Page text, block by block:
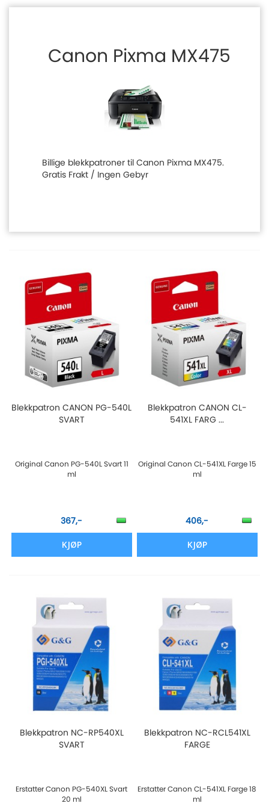
Canon Pixma MX475
Billige blekkpatroner til Canon Pixma MX475.
Gratis Frakt / Ingen Gebyr
Blekkpatron CANON PG-540L
SVART
Original Canon PG-540L Svart 11
ml
367,-
KJØP
Blekkpatron CANON CL-
541XL FARG ...
Original Canon CL-541XL Farge 15
ml
406,-
KJØP
Blekkpatron NC-RP540XL
SVART
Erstatter Canon PG-540XL Svart
20 ml
Blekkpatron NC-RCL541XL
FARGE
Erstatter Canon CL-541XL Farge 18
ml